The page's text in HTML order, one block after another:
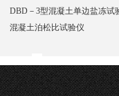
DBD－3型混凝土单边盐冻试
混凝土泊松比试验仪